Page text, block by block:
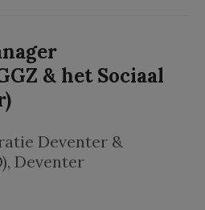
& het Sociaal
Deventer &
, Deventer